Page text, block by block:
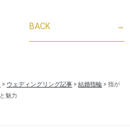
→
BACK
> ウェディングリング記事> 結婚指輪> 指が
魅力